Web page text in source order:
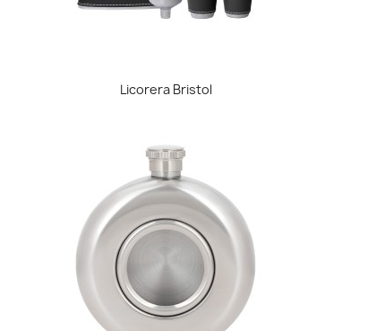
Vista rápida
Licorera Bristol